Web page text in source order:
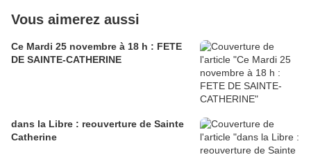
Vous aimerez aussi
Ce Mardi 25 novembre à 18 h : FETE
DE SAINTE-CATHERINE
dans la Libre : reouverture de Sainte
Catherine